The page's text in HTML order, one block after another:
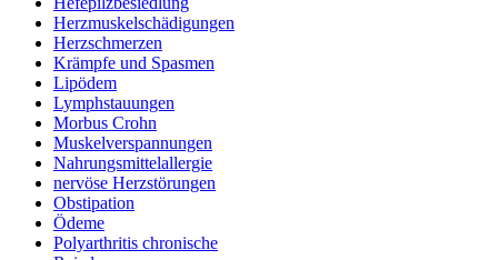
Herzmuskelschädigungen
Herzschmerzen
Krämpfe und Spasmen
Lipödem
Lymphstauungen
Morbus Crohn
Muskelverspannungen
Nahrungsmittelallergie
nervöse Herzstörungen
Obstipation
Ödeme
Polyarthritis chronische